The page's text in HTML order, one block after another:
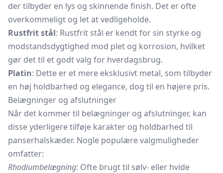
der tilbyder en lys og skinnende finish. Det er ofte
overkommeligt og let at vedligeholde.
Rustfrit stål: Rustfrit stål er kendt for sin styrke og
modstandsdygtighed mod plet og korrosion, hvilket
gør det til et godt valg for hverdagsbrug.
Platin: Dette er et mere eksklusivt metal, som tilbyder
en høj holdbarhed og elegance, dog til en højere pris.
Belægninger og afslutninger
Når det kommer til belægninger og afslutninger, kan
disse yderligere tilføje karakter og holdbarhed til
panserhalskæder. Nogle populære valgmuligheder
omfatter:
Rhodiumbelægning: Ofte brugt til sølv- eller hvide